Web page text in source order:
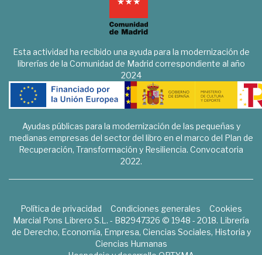
Esta actividad ha recibido una ayuda para la modernización de
librerías de la Comunidad de Madrid correspondiente al año
2024
Ayudas públicas para la modernización de las pequeñas y
medianas empresas del sector del libro en el marco del Plan de
Recuperación, Transformación y Resiliencia. Convocatoria
2022.
Política de privacidad Condiciones generales
Cookies
Marcial Pons Librero S.L. - B82947326 © 1948 - 2018. Librería
de Derecho, Economía, Empresa, Ciencias Sociales, Historia y
Ciencias Humanas